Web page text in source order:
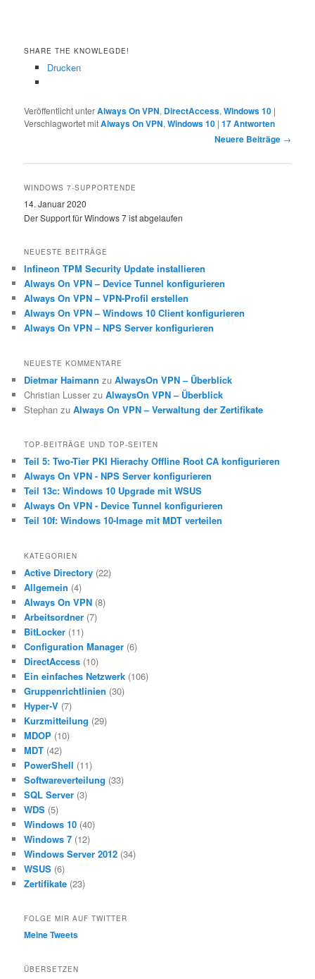
SHARE THE KNOWLEGDE!
Drucken
Veröffentlicht unterAlways On VPN, DirectAccess,Windows 10 |
Verschlagwortet mitAlways On VPN,Windows 10 |17Antworten
Neuere Beiträge →
WINDOWS 7-SUPPORTENDE
14. Januar 2020
Der Support für Windows 7 ist abgelaufen
NEUESTE BEITRÄGE
Infineon TPM Security Update installieren
Always On VPN – Device Tunnel konfigurieren
Always On VPN – VPN-Profil erstellen
Always On VPN – Windows 10 Client konfigurieren
Always On VPN – NPS Server konfigurieren
NEUESTE KOMMENTARE
Dietmar Haimann zuAlwaysOn VPN – Überblick
Christian Lusser zuAlwaysOn VPN – Überblick
Stephan zuAlways On VPN – Verwaltung der Zertifikate
TOP-BEITRÄGE UND TOP-SEITEN
Teil 5: Two-Tier PKI Hierachy Offline Root CA konfigurieren
Always On VPN - NPS Server konfigurieren
Teil 13c: Windows 10 Upgrade mit WSUS
Always On VPN - Device Tunnel konfigurieren
Teil 10f: Windows 10-Image mit MDT verteilen
KATEGORIEN
Active Directory (22)
Allgemein (4)
Always On VPN (8)
Arbeitsordner (7)
BitLocker (11)
Configuration Manager (6)
DirectAccess (10)
Ein einfaches Netzwerk (106)
Gruppenrichtlinien (30)
Hyper-V (7)
Kurzmitteilung (29)
MDOP (10)
MDT (42)
PowerShell (11)
Softwareverteilung (33)
SQL Server (3)
WDS (5)
Windows 10 (40)
Windows 7 (12)
Windows Server 2012 (34)
WSUS (6)
Zertifikate (23)
FOLGE MIR AUF TWITTER
Meine Tweets
ÜBERSETZEN